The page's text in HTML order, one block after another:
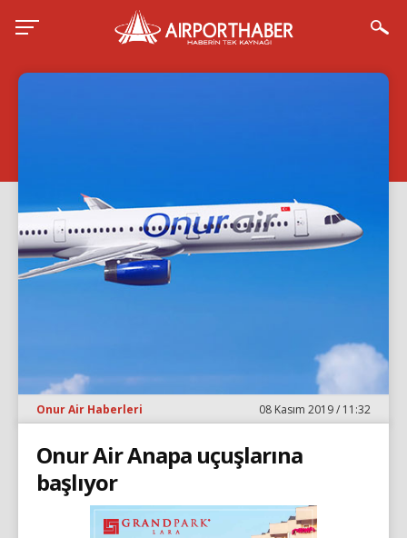
Onur Air Haberleri 08 Kasım 2019 / 11:32
Onur Air Anapa uçuşlarına
başlıyor